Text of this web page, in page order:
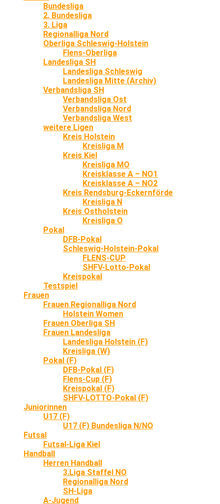
Bundesliga
2. Bundesliga
3. Liga
Regionalliga Nord
Oberliga Schleswig-Holstein
Flens-Oberliga
Landesliga SH
Landesliga Schleswig
Landesliga Mitte (Archiv)
Verbandsliga SH
Verbandsliga Ost
Verbandsliga Nord
Verbandsliga West
weitere Ligen
Kreis Holstein
Kreisliga M
Kreis Kiel
Kreisliga MO
Kreisklasse A – NO1
Kreisklasse A – NO2
Kreis Rendsburg-Eckernförde
Kreisliga N
Kreis Ostholstein
Kreisliga O
Pokal
DFB-Pokal
Schleswig-Holstein-Pokal
FLENS-CUP
SHFV-Lotto-Pokal
Kreispokal
Testspiel
Frauen
Frauen Regionalliga Nord
Holstein Women
Frauen Oberliga SH
Frauen Landesliga
Landesliga Holstein (F)
Kreisliga (W)
Pokal (F)
DFB-Pokal (F)
Flens-Cup (F)
Kreispokal (F)
SHFV-LOTTO-Pokal (F)
Juniorinnen
U17 (F)
U17 (F) Bundesliga N/NO
Futsal
Futsal-Liga Kiel
Handball
Herren Handball
3.Liga Staffel NO
Regionalliga Nord
SH-Liga
A-Jugend